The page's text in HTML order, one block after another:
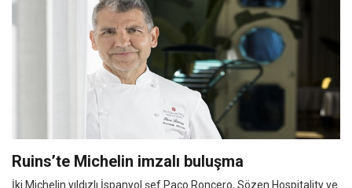
Ruins’te Michelin imzalı buluşma
İki Michelin yıldızlı İspanyol şef Paco Roncero, Sözen Hospitality ve